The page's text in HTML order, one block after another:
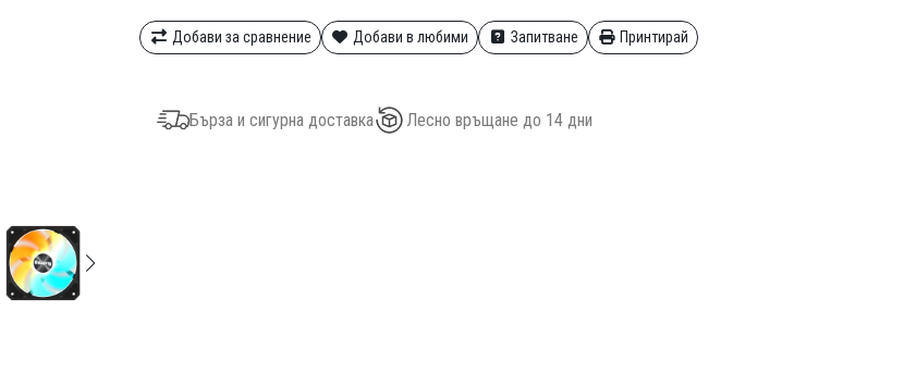
Добави за сравнение Добави в любими Запитване Принтирай
Бърза и сигурна доставка Лесно връщане до 14 дни